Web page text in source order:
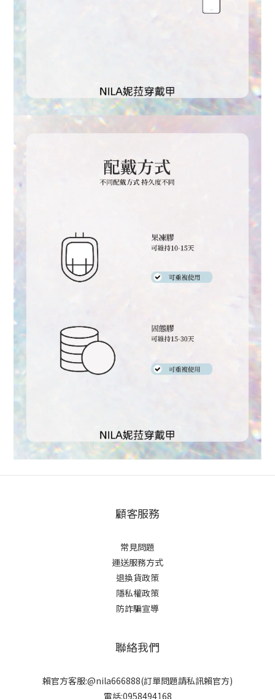
顧客服務
常見問題
運送服務方式
退換貨政策
隱私權政策
防詐騙宣導
聯絡我們
賴官方客服:@nila666888(訂單問題請私訊賴官方)
電話:0958494168